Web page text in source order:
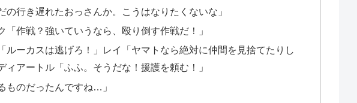
の行き遅れたおっさんか。こうはなりたくないな」
「作戦？強いていうなら、殴り倒す作戦だ！」
ルーカスは逃げろ！」レイ「ヤマトなら絶対に仲間を見捨てたりし
ィアートル「ふふ。そうだな！援護を頼む！」
ものだったんですね…」